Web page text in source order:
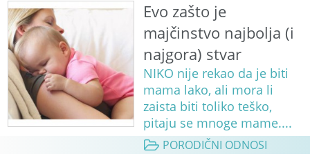
Evo zašto je
majčinstvo najbolja (i
najgora) stvar
NIKO nije rekao da je biti
mama lako, ali mora li
zaista biti toliko teško,
pitaju se mnoge mame....
PORODIČNI ODNOSI